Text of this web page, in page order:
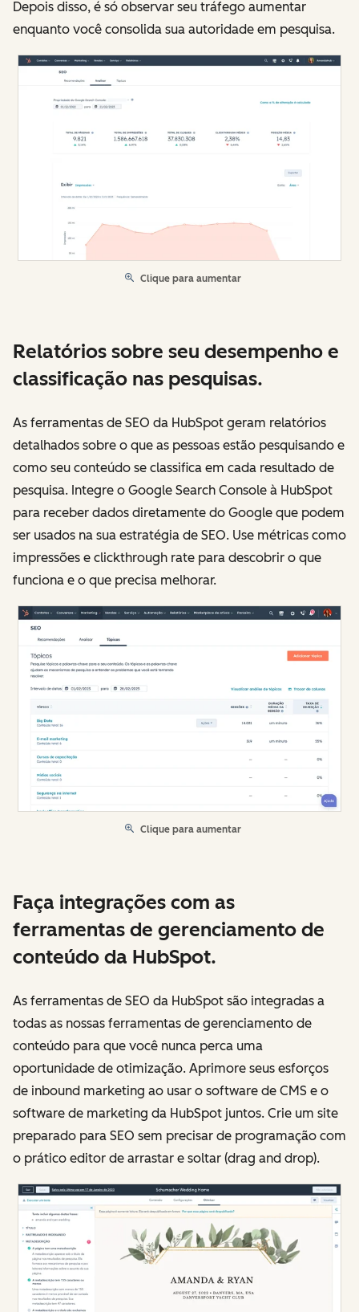
Depois disso, é só observar seu tráfego aumentar
enquanto você consolida sua autoridade em pesquisa.
Clique para aumentar
Relatórios sobre seu desempenho e
classificação nas pesquisas.
As ferramentas de SEO da HubSpot geram relatórios
detalhados sobre o que as pessoas estão pesquisando e
como seu conteúdo se classifica em cada resultado de
pesquisa. Integre o Google Search Console à HubSpot
para receber dados diretamente do Google que podem
ser usados na sua estratégia de SEO. Use métricas como
impressões e clickthrough rate para descobrir o que
funciona e o que precisa melhorar.
Clique para aumentar
Faça integrações com as
ferramentas de gerenciamento de
conteúdo da HubSpot.
As ferramentas de SEO da HubSpot são integradas a
todas as nossas ferramentas de gerenciamento de
conteúdo para que você nunca perca uma
oportunidade de otimização. Aprimore seus esforços
de inbound marketing ao usar o software de CMS e o
software de marketing da HubSpot juntos. Crie um site
preparado para SEO sem precisar de programação com
o prático editor de arrastar e soltar (drag and drop).